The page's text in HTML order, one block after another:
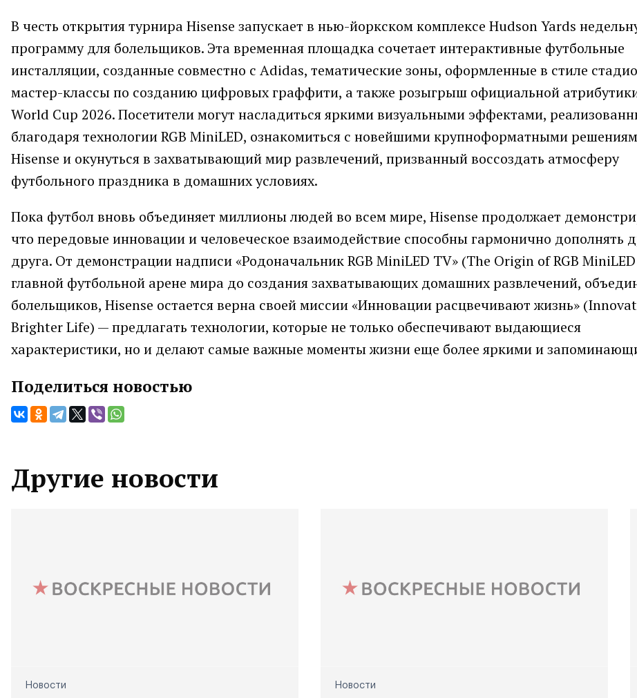
В честь открытия турнира Hisense запускает в нью-йоркском комплексе Hudson Yards
программу для болельщиков. Эта временная площадка сочетает интерактивные футбольные
инсталляции, созданные совместно с Adidas, тематические зоны, оформленные в стиле
мастер-классы по созданию цифровых граффити, а также розыгрыш официальной
World Cup 2026. Посетители могут насладиться яркими визуальными эффектами,
благодаря технологии RGB MiniLED, ознакомиться с новейшими крупноформатными
Hisense и окунуться в захватывающий мир развлечений, призванный воссоздать атмосферу
футбольного праздника в домашних условиях.
Пока футбол вновь объединяет миллионы людей во всем мире, Hisense продолжает
что передовые инновации и человеческое взаимодействие способны гармонично дополнять
друга. От демонстрации надписи «Родоначальник RGB MiniLED TV» (The Origin of RGB
главной футбольной арене мира до создания захватывающих домашних развлечений,
болельщиков, Hisense остается верна своей миссии «Инновации расцвечивают жизнь»
Brighter Life) — предлагать технологии, которые не только обеспечивают выдающиеся
характеристики, но и делают самые важные моменты жизни еще более яркими и
Поделиться новостью
Другие новости
Новости Новости